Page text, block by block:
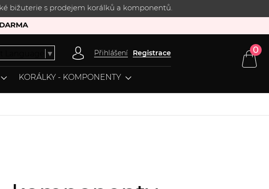
bižuterie s prodejem korálků a komponentů.
▼ Přihlášení Registrace 0
KORÁLKY - KOMPONENTY